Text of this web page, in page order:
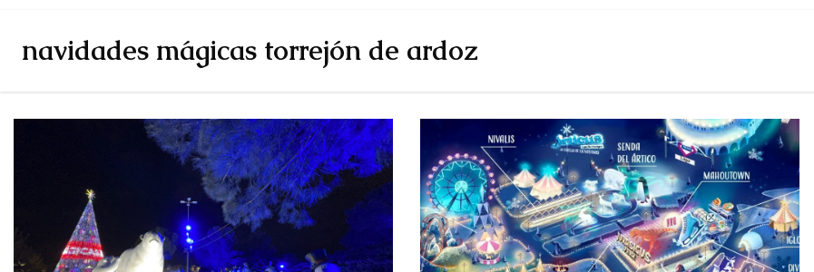
navidades mágicas torrejón de ardoz